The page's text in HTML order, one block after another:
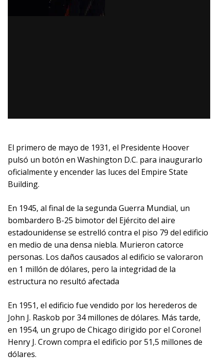
El primero de mayo de 1931, el Presidente Hoover
pulsó un botón en Washington D.C. para inaugurarlo
oficialmente y encender las luces del Empire State
Building.
En 1945, al final de la segunda Guerra Mundial, un
bombardero B-25 bimotor del Ejército del aire
estadounidense se estrelló contra el piso 79 del edificio
en medio de una densa niebla. Murieron catorce
personas. Los daños causados al edificio se valoraron
en 1 millón de dólares, pero la integridad de la
estructura no resultó afectada
En 1951, el edificio fue vendido por los herederos de
John J. Raskob por 34 millones de dólares. Más tarde,
en 1954, un grupo de Chicago dirigido por el Coronel
Henry J. Crown compra el edificio por 51,5 millones de
dólares.